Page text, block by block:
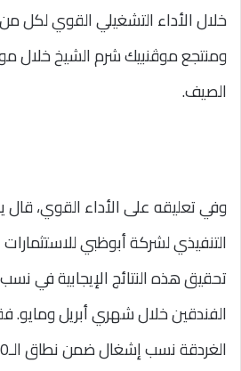
خلال الأداء التشغيلي القوي لكل
ومنتجع موڤنبيك شرم الشيخ خلال
الصيف.
وفي تعليقه على الأداء القوي،
التنفيذي لشركة أبوظبي
تحقيق هذه النتائج الإيجابية في
الفندقين خلال شهري أبريل